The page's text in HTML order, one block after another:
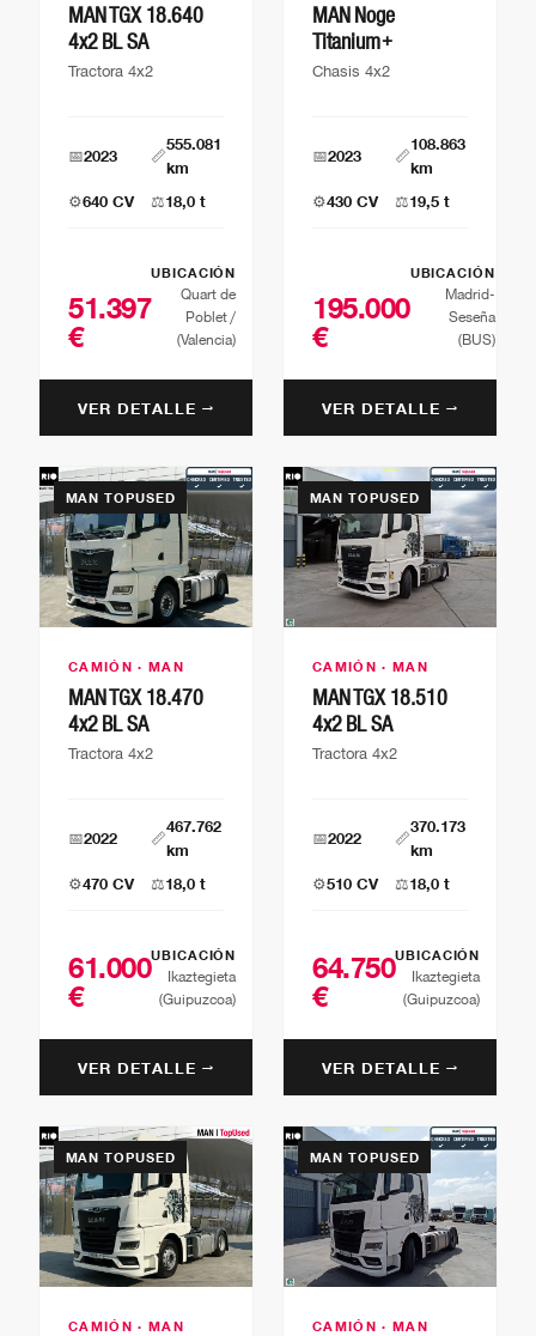
MAN TGX 18.640
4x2 BL SA
Tractora 4x2
📅2023 📏
555.081
km
⚙️640 CV ⚖️18,0 t
51.397
€
UBICACIÓN
Quart de
Poblet /
(Valencia)
VER DETALLE →
MAN Noge
Titanium+
Chasis 4x2
📅2023 📏
108.863
km
⚙️430 CV ⚖️19,5 t
195.000
€
UBICACIÓN
Madrid-
Seseña
(BUS)
VER DETALLE →
MAN TOPUSED
CAMIÓN · MAN
MAN TGX 18.470
4x2 BL SA
Tractora 4x2
📅2022 📏
467.762
km
⚙️470 CV ⚖️18,0 t
61.000
€
UBICACIÓN
Ikaztegieta
(Guipuzcoa)
VER DETALLE →
MAN TOPUSED
CAMIÓN · MAN
MAN TGX 18.510
4x2 BL SA
Tractora 4x2
📅2022 📏
370.173
km
⚙️510 CV ⚖️18,0 t
64.750
€
UBICACIÓN
Ikaztegieta
(Guipuzcoa)
VER DETALLE →
MAN TOPUSED
CAMIÓN · MAN
MAN TOPUSED
CAMIÓN · MAN